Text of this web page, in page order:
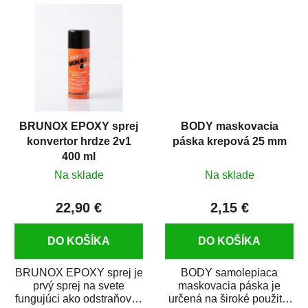
BRUNOX EPOXY sprej
konvertor hrdze 2v1
400 ml
Na sklade
22,90 €
DO KOŠÍKA
BRUNOX EPOXY sprej je
prvý sprej na svete
fungujúci ako odstraňovač
BODY maskovacia
páska krepová 25 mm
Na sklade
2,15 €
DO KOŠÍKA
BODY samolepiaca
maskovacia páska je
určená na široké použitie